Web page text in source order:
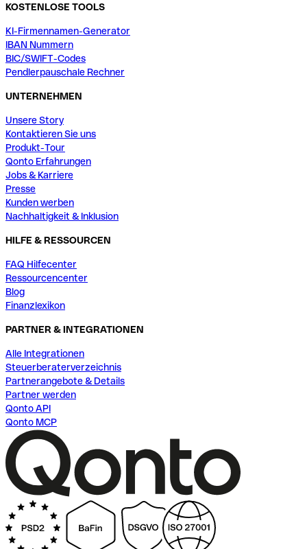
KOSTENLOSE TOOLS
KI-Firmennamen-Generator
IBAN Nummern
BIC/SWIFT-Codes
Pendlerpauschale Rechner
UNTERNEHMEN
Unsere Story
Kontaktieren Sie uns
Produkt-Tour
Qonto Erfahrungen
Jobs & Karriere
Presse
Kunden werben
Nachhaltigkeit & Inklusion
HILFE & RESSOURCEN
FAQ Hilfecenter
Ressourcencenter
Blog
Finanzlexikon
PARTNER & INTEGRATIONEN
Alle Integrationen
Steuerberaterverzeichnis
Partnerangebote & Details
Partner werden
Qonto API
Qonto MCP